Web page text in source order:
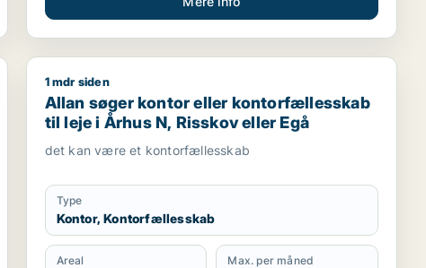
til leje i Vordingborg
Allan søger kontor eller kontorfællesskab til leje i
1 mdr siden
Allan søger kontor eller kontorfællesskab
til leje i Århus N, Risskov eller Egå
det kan være et kontorfællesskab
Type
Kontor, Kontorfællesskab
Areal Max. per måned